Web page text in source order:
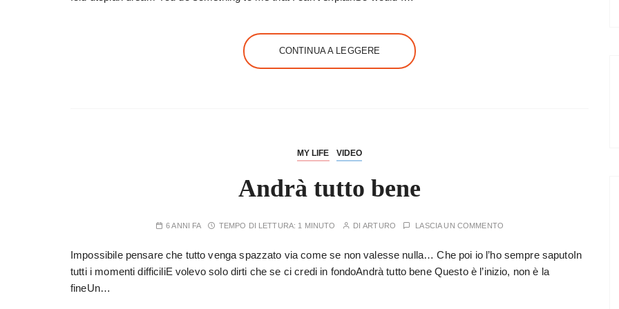
CONTINUA A LEGGERE
MY LIFE VIDEO
Andrà tutto bene
6 ANNI FA TEMPO DI LETTURA: 1 MINUTO DIARTURO LASCIA UN COMMENTO
Impossibile pensare che tutto venga spazzato via come se non valesse nulla… Che poi io l’ho sempre saputoIn
tutti i momenti difficiliE volevo solo dirti che se ci credi in fondoAndrà tutto bene Questo è l’inizio, non è la
fineUn…